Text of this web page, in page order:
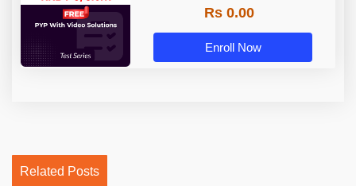
Rs 0.00
Enroll Now
Related Posts